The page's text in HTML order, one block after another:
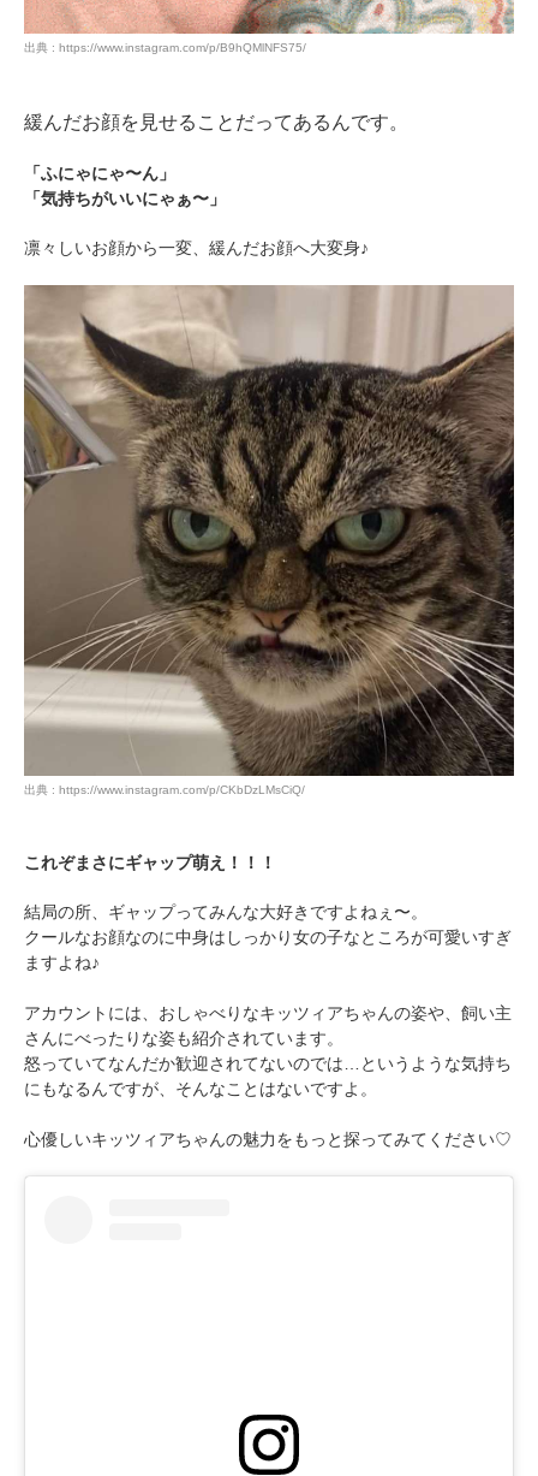
出典 : https://www.instagram.com/p/B9hQMlNFS75/
緩んだお顔を見せることだってあるんです。
「ふにゃにゃ〜ん」
「気持ちがいいにゃぁ〜」
凛々しいお顔から一変、緩んだお顔へ大変身♪
出典 : https://www.instagram.com/p/CKbDzLMsCiQ/
これぞまさにギャップ萌え！！！
結局の所、ギャップってみんな大好きですよねぇ〜。
クールなお顔なのに中身はしっかり女の子なところが可愛いすぎ
ますよね♪
アカウントには、おしゃべりなキッツィアちゃんの姿や、飼い主
さんにべったりな姿も紹介されています。
怒っていてなんだか歓迎されてないのでは…というような気持ち
にもなるんですが、そんなことはないですよ。
心優しいキッツィアちゃんの魅力をもっと探ってみてください♡